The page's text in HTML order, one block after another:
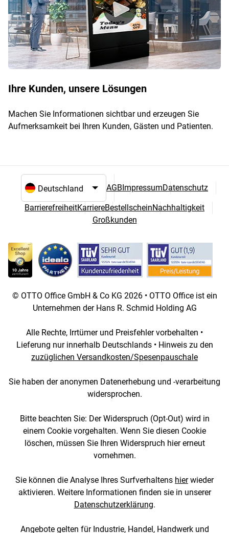
Ihre Kunden, unsere Lösungen
Machen Sie Informationen sichtbar und erzeugen Sie
Aufmerksamkeit bei Ihren Kunden, Gästen und Patienten.
Sprach- und Landesauswahl
AGBImpressumDatenschutz
BarrierefreiheitKarriereBestellscheinNachhaltigkeit
Großkunden
© OTTO Office GmbH & Co KG 2026 • OTTO Office ist ein
Unternehmen der Hans R. Schmid Holding AG
Alle Rechte, Irrtümer und Preisfehler vorbehalten •
Lieferung nur innerhalb Deutschlands • Hinweis zu den
zuzüglichen Versandkosten/Spesenpauschale
Sie haben der anonymen Datenerhebung und -verarbeitung
widersprochen.
Bitte beachten Sie: Der Widerspruch (Opt-Out) wird in
einem Cookie vorgehalten. Wenn Sie diesen Cookie
löschen, müssen Sie Ihren Widerspruch hier erneut
vornehmen.
Sie können die Analyse Ihres Surfverhaltens hierwieder
aktivieren. Weitere Informationen finden sie in unserer
Datenschutzerklärung.
Angebote gelten für Industrie, Handel, Handwerk und